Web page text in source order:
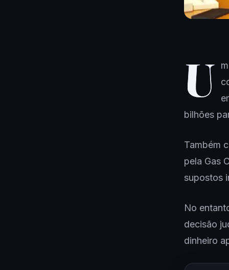
U
bilhões
Também
pela Gas
supostos
No
decisão
dinheiro